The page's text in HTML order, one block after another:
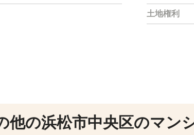
土地権利
他の浜松市中央区のマン